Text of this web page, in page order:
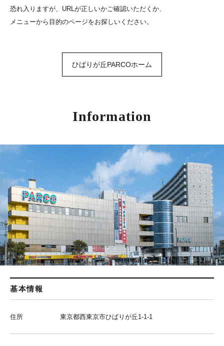
恐れ入りますが、URLが正しいかご確認いただくか、
メニューから目的のページをお探しいください。
ひばりが丘PARCOホーム
Information
基本情報
住所 東京都西東京市ひばりが丘1-1-1